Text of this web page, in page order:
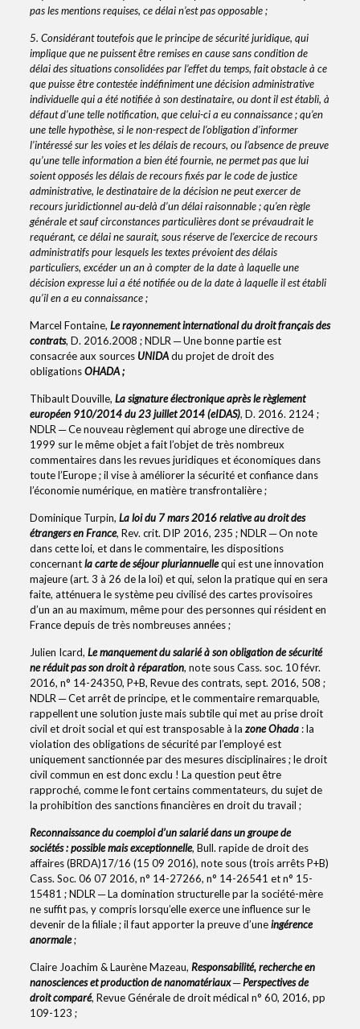
pas les mentions requises, ce délai n’est pas opposable ;
5. Considérant toutefois que le principe de sécurité juridique, qui
implique que ne puissent être remises en cause sans condition de
délai des situations consolidées par l’effet du temps, fait obstacle à ce
que puisse être contestée indéfiniment une décision administrative
individuelle qui a été notifiée à son destinataire, ou dont il est établi, à
défaut d’une telle notification, que celui-ci a eu connaissance ; qu’en
une telle hypothèse, si le non-respect de l’obligation d’informer
l’intéressé sur les voies et les délais de recours, ou l’absence de preuve
qu’une telle information a bien été fournie, ne permet pas que lui
soient opposés les délais de recours fixés par le code de justice
administrative, le destinataire de la décision ne peut exercer de
recours juridictionnel au-delà d’un délai raisonnable ; qu’en règle
générale et sauf circonstances particulières dont se prévaudrait le
requérant, ce délai ne saurait, sous réserve de l’exercice de recours
administratifs pour lesquels les textes prévoient des délais
particuliers, excéder un an à compter de la date à laquelle une
décision expresse lui a été notifiée ou de la date à laquelle il est établi
qu’il en a eu connaissance ;
Marcel Fontaine, Le rayonnement international du droit français des
contrats, D. 2016.2008 ; NDLR ─ Une bonne partie est
consacrée aux sources UNIDAdu projet de droit des
obligationsOHADA ;
Thibault Douville, La signature électronique après le règlement
européen 910/2014 du 23 juillet 2014 (eIDAS), D. 2016. 2124 ;
NDLR ─ Ce nouveau règlement qui abroge une directive de
1999 sur le même objet a fait l’objet de très nombreux
commentaires dans les revues juridiques et économiques dans
toute l’Europe ; il vise à améliorer la sécurité et confiance dans
l’économie numérique, en matière transfrontalière ;
Dominique Turpin, La loi du 7 mars 2016 relative au droit des
étrangers en France, Rev. crit. DIP 2016, 235 ; NDLR ─ On note
dans cette loi, et dans le commentaire, les dispositions
concernantla carte de séjour pluriannuellequi est une innovation
majeure (art. 3 à 26 de la loi) et qui, selon la pratique qui en sera
faite, atténuera le système peu civilisé des cartes provisoires
d’un an au maximum, même pour des personnes qui résident en
France depuis de très nombreuses années ;
Julien Icard, Le manquement du salarié à son obligation de sécurité
ne réduit pas son droit à réparation, note sous Cass. soc. 10 févr.
2016, n° 14-24350, P+B, Revue des contrats, sept. 2016, 508 ;
NDLR ─ Cet arrêt de principe, et le commentaire remarquable,
rappellent une solution juste mais subtile qui met au prise droit
civil et droit social et qui est transposable à la zone Ohada: la
violation des obligations de sécurité par l’employé est
uniquement sanctionnée par des mesures disciplinaires ; le droit
civil commun en est donc exclu ! La question peut être
rapproché, comme le font certains commentateurs, du sujet de
la prohibition des sanctions financières en droit du travail ;
Reconnaissance du coemploi d’un salarié dans un groupe de
sociétés : possible mais exceptionnelle, Bull. rapide de droit des
affaires (BRDA)17/16 (15 09 2016), note sous (trois arrêts P+B)
Cass. Soc. 06 07 2016, n° 14-27266, n° 14-26541 et n° 15-
15481 ; NDLR ─ La domination structurelle par la société-mère
ne suffit pas, y compris lorsqu’elle exerce une influence sur le
devenir de la filiale ; il faut apporter la preuve d’uneingérence
anormale;
Claire Joachim & Laurène Mazeau, Responsabilité, recherche en
nanosciences et production de nanomatériaux ─ Perspectives de
droit comparé, Revue Générale de droit médical n° 60, 2016, pp
109-123 ;